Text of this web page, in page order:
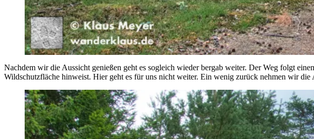
Nachdem wir die Aussicht genießen geht es sogleich wieder bergab weiter. Der Weg folgt
Wildschutzfläche hinweist. Hier geht es für uns nicht weiter. Ein wenig zurück nehmen wir